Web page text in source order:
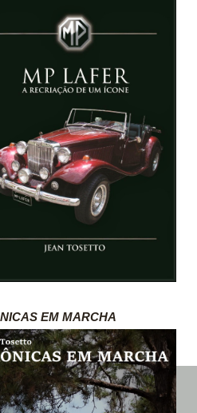
EM MARCHA